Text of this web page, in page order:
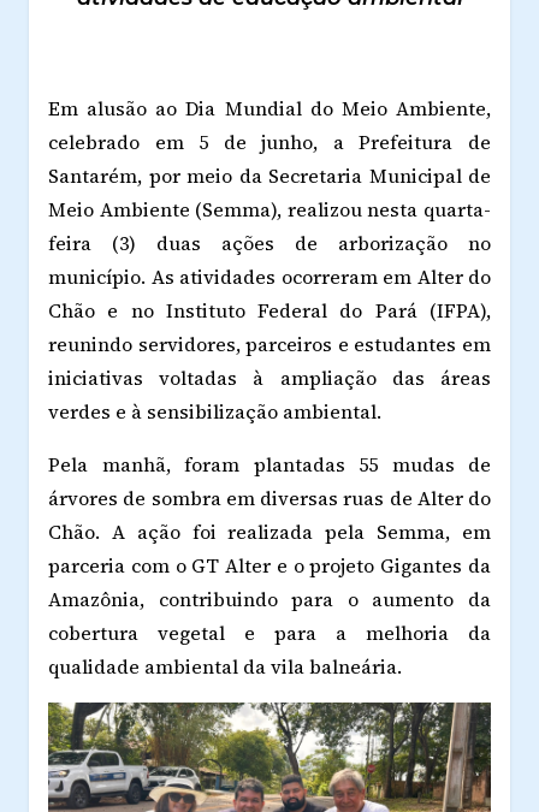
Em alusão ao Dia Mundial do Meio Ambiente,
celebrado em 5 de junho, a Prefeitura de
Santarém, por meio da Secretaria Municipal de
Meio Ambiente (Semma), realizou nesta quarta-
feira (3) duas ações de arborização no
município. As atividades ocorreram em Alter do
Chão e no Instituto Federal do Pará (IFPA),
reunindo servidores, parceiros e estudantes em
iniciativas voltadas à ampliação das áreas
verdes e à sensibilização ambiental.
Pela manhã, foram plantadas 55 mudas de
árvores de sombra em diversas ruas de Alter do
Chão. A ação foi realizada pela Semma, em
parceria com o GT Alter e o projeto Gigantes da
Amazônia, contribuindo para o aumento da
cobertura vegetal e para a melhoria da
qualidade ambiental da vila balneária.